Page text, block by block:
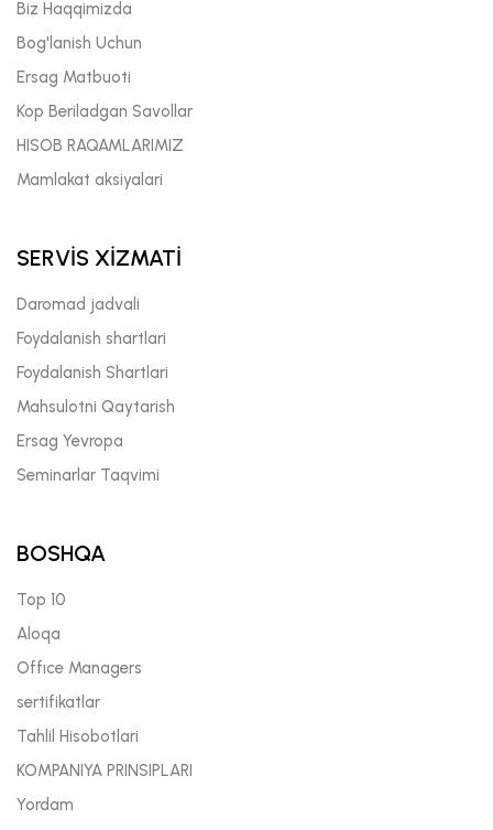
Biz Haqqimizda
Bog'lanish Uchun
Ersag Matbuoti
Kop Beriladgan Savollar
HISOB RAQAMLARIMIZ
Mamlakat aksiyalari
SERVİS XİZMATİ
Daromad jadvali
Foydalanish shartlari
Foydalanish Shartlari
Mahsulotni Qaytarish
Ersag Yevropa
Seminarlar Taqvimi
BOSHQA
Top 10
Aloqa
Offıce Managers
sertifikatlar
Tahlil Hisobotlari
KOMPANIYA PRINSIPLARI
Yordam